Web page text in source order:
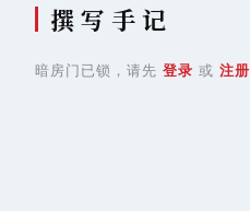
撰 写 手 记
暗房门已锁，请先 登录 或 注册